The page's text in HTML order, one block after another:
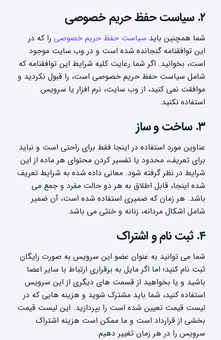
۲. سیاست حفظ حریم خصوصی
شما همچنین باید سیاست حفظ حریم خصوصی را که در
این توافقنامه گنجانده شده است و در وب سایت موجود
است، بخوانید. اگر شما رعایت کلیه شرایط این توافقنامه که
شامل سیاست حفظ حریم خصوصی است، را قبول نکردید و
موافقت نمی کنید، از وب سایت، نرم افزار یا سرویس
استفاده نکنید.
۳. ساخت و ساز
عناوین مورد استفاده در اینجا فقط برای راحتی است و نباید
برای تعریف، محدود یا تفسیر کردن محتوای هر ماده از این
شرایط در نظر گرفته شود. معانی داده شده به شرایط تعریف
شده اینجا، قابل اطلاق به هر دو حالت مفرد و جمع می
باشد. هر زمان که ضمیری استفاده شده است، آن ضمیر
شامل اشکال مردانه، زنانه و خنثی می باشد.
۴. ثبت نام و اشتراک
شما می توانید به عنوان عضو این سرویس به صورت رایگان
ثبت نام کنید؛ اما اگر مایل به برقراری ارتباط با سایر اعضا
باشید و یا بخواهید از قسمت های دیگری از این سرویس
استفاده کنید، شما باید مشترک شوید و هزینه هایی که در
لیست قیمت تعیین شده است را بپردازید. این لیست قیمت
بخشی از قرارداد است و ما ممکن است هزینه اشتراک
سرویس را در هر زمان تغییر دهیم.